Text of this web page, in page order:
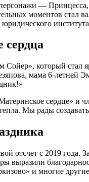
—
моментов стал
сердца
Сойер», который
мама 6-летней
сердце» и
Мы рады
отсчет с 2019
выразили
и многие